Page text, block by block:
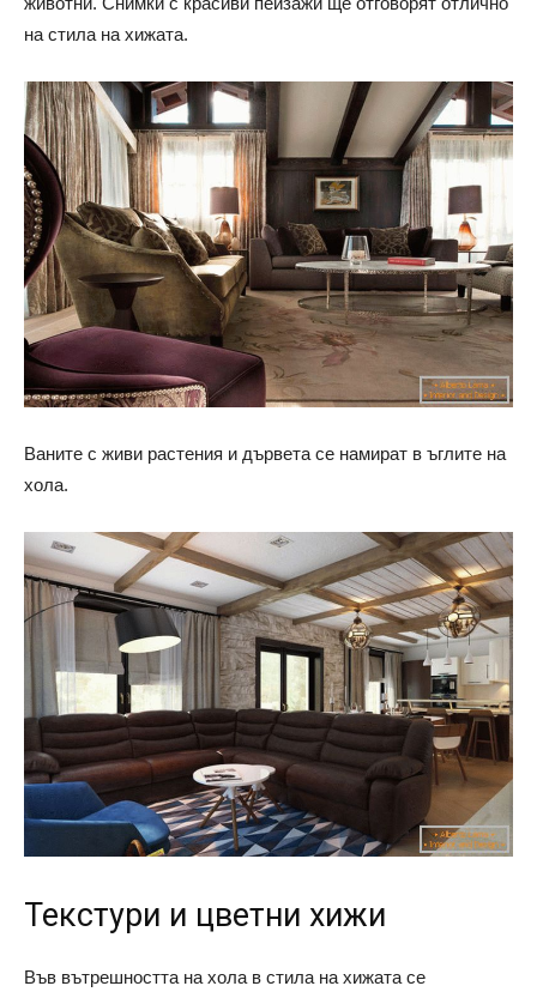
на стила на хижата.
Ваните с живи растения и дървета се намират в ъглите на
хола.
Текстури и цветни хижи
Във вътрешността на хола в стила на хижата се